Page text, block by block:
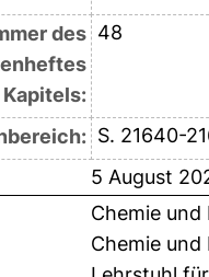
des 48
S. 21640-
5 August
Chemie
Chemie